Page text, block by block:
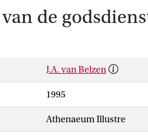
de
J.A. van Belzen
1995
Athenaeum Illustre